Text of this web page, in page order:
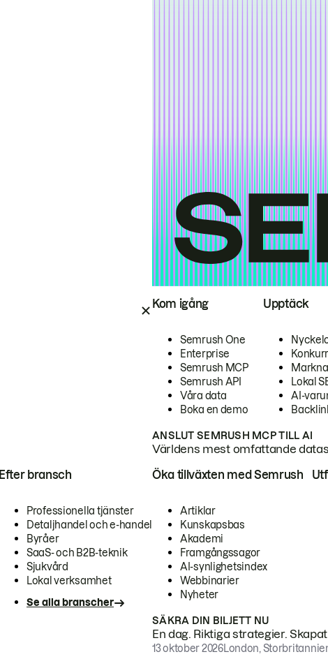
Kom igång
Semrush One
Enterprise
Semrush MCP
Semrush API
Våra data
Boka en demo
Upptäck
Lokal
AI-
ANSLUT SEMRUSH MCP TILL AI
Världens mest omfattande
Efter bransch
Professionella tjänster
Detaljhandel och e-handel
Byråer
SaaS- och B2B-teknik
Sjukvård
Lokal verksamhet
Se alla branscher
Öka tillväxten med Semrush
Artiklar
Kunskapsbas
Akademi
Framgångssagor
AI-synlighetsindex
Webbinarier
Nyheter
SÄKRA DIN BILJETT NU
En dag. Riktiga strategier.
13 oktober 2026London,